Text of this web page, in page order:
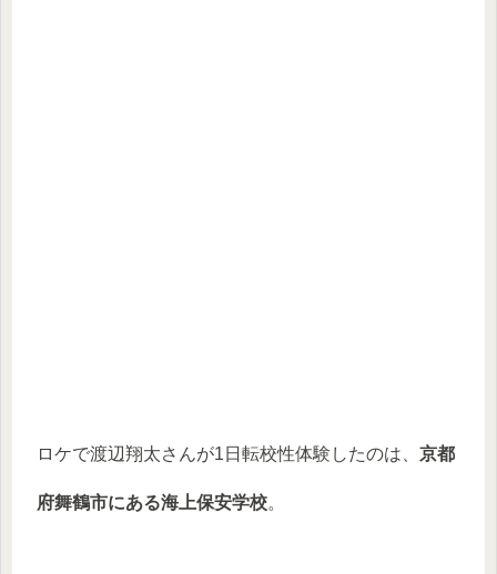
ロケで渡辺翔太さんが1日転校性体験したのは、 京都
府舞鶴市にある海上保安学校。